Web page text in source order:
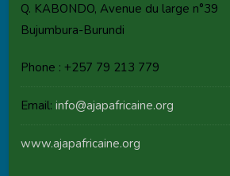
Q. KABONDO, Avenue du large n°39
Bujumbura-Burundi
Phone : +257 79 213 779
Email:info@ajapafricaine.org
www.ajapafricaine.org